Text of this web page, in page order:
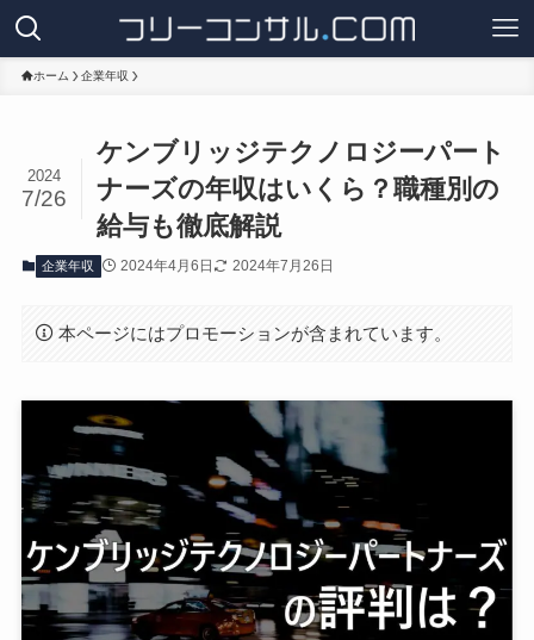
ホーム 企業年収
ケンブリッジテクノロジーパート
ナーズの年収はいくら？職種別の
給与も徹底解説
2024
7/26
企業年収 2024年4月6日 2024年7月26日
本ページにはプロモーションが含まれています。